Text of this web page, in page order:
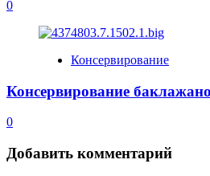
0
Консервирование
Консервирование
0
Добавить комментарий